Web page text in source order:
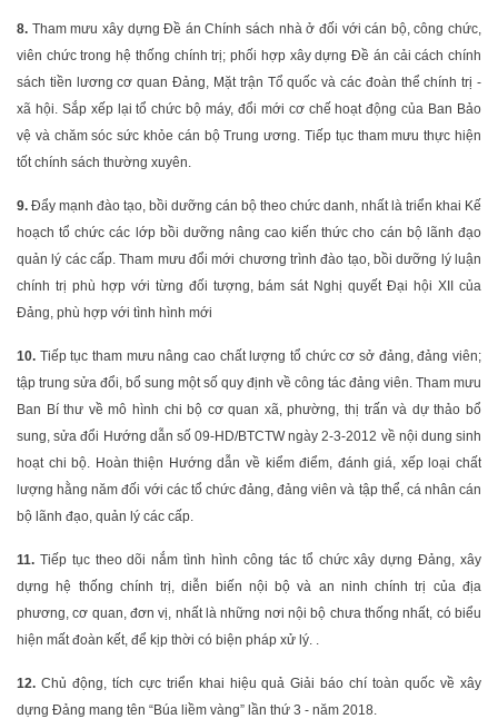
8. Tham mưu xây dựng Đề án Chính sách nhà ở đối với cán bộ, công chức,
viên chức trong hệ thống chính trị; phối hợp xây dựng Đề án cải cách chính
sách tiền lương cơ quan Đảng, Mặt trận Tổ quốc và các đoàn thể chính trị -
xã hội. Sắp xếp lại tổ chức bộ máy, đổi mới cơ chế hoạt động của Ban Bảo
vệ và chăm sóc sức khỏe cán bộ Trung ương. Tiếp tục tham mưu thực hiện
tốt chính sách thường xuyên.
9. Đẩy mạnh đào tạo, bồi dưỡng cán bộ theo chức danh, nhất là triển khai Kế
hoạch tổ chức các lớp bồi dưỡng nâng cao kiến thức cho cán bộ lãnh đạo
quản lý các cấp. Tham mưu đổi mới chương trình đào tạo, bồi dưỡng lý luận
chính trị phù hợp với từng đối tượng, bám sát Nghị quyết Đại hội XII của
Đảng, phù hợp với tình hình mới
10. Tiếp tục tham mưu nâng cao chất lượng tổ chức cơ sở đảng, đảng viên;
tập trung sửa đổi, bổ sung một số quy định về công tác đảng viên. Tham mưu
Ban Bí thư về mô hình chi bộ cơ quan xã, phường, thị trấn và dự thảo bổ
sung, sửa đổi Hướng dẫn số 09-HD/BTCTW ngày 2-3-2012 về nội dung sinh
hoạt chi bộ. Hoàn thiện Hướng dẫn về kiểm điểm, đánh giá, xếp loại chất
lượng hằng năm đối với các tổ chức đảng, đảng viên và tập thể, cá nhân cán
bộ lãnh đạo, quản lý các cấp.
11. Tiếp tục theo dõi nắm tình hình công tác tổ chức xây dựng Đảng, xây
dựng hệ thống chính trị, diễn biến nội bộ và an ninh chính trị của địa
phương, cơ quan, đơn vị, nhất là những nơi nội bộ chưa thống nhất, có biểu
hiện mất đoàn kết, để kịp thời có biện pháp xử lý. .
12. Chủ động, tích cực triển khai hiệu quả Giải báo chí toàn quốc về xây
dựng Đảng mang tên “Búa liềm vàng” lần thứ 3 - năm 2018.